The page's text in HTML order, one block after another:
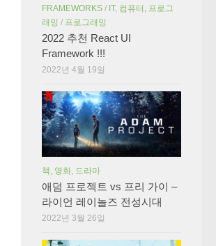
FRAMEWORKS / IT, 컴퓨터, 프로그
래밍 / 프로그래밍
2022 추천 React UI
Framework !!!
2022년 4월 19일
책, 영화, 드라마
애덤 프로젝트 vs 프리 가이 –
라이언 레이놀즈 전성시대
2022년 3월 26일